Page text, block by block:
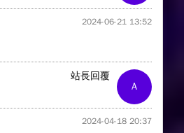
2024-06-21 13:52
A
站長回覆
2024-04-18 20:37